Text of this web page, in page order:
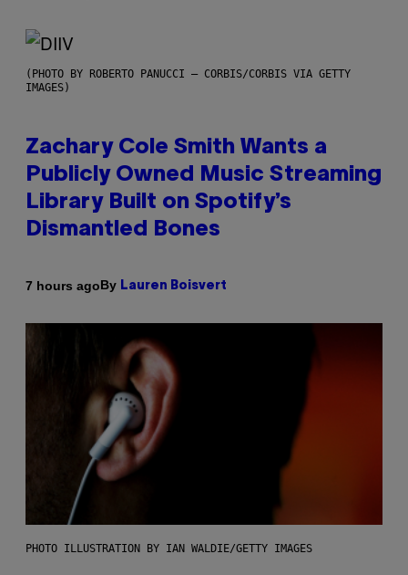
(PHOTO BY ROBERTO PANUCCI – CORBIS/CORBIS VIA GETTY
IMAGES)
Zachary Cole Smith Wants a
Publicly Owned Music Streaming
Library Built on Spotify’s
Dismantled Bones
7 hours agoBy Lauren Boisvert
PHOTO ILLUSTRATION BY IAN WALDIE/GETTY IMAGES